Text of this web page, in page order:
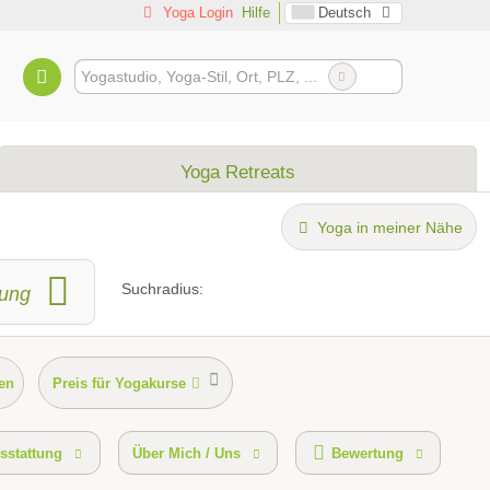
Yoga Login Hilfe Deutsch
Yoga Retreats
Yoga in meiner Nähe
Suchradius:
Preis für Yogakurse
Erreichbarkeit Über Mich / Uns Bewertung